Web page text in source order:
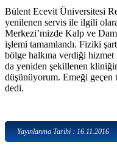
Bülent Ecevit Üniversitesi
yenilenen servis ile ilgili
Merkezi’mizde Kalp ve
işlemi tamamlandı. Fiziki
bölge halkına verdiği hizmet
da yeniden şekillenen
düşünüyorum. Emeği geçen
dedi.
Yayınlanma Tarihi : 16.11.2016